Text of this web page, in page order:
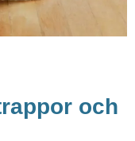
och